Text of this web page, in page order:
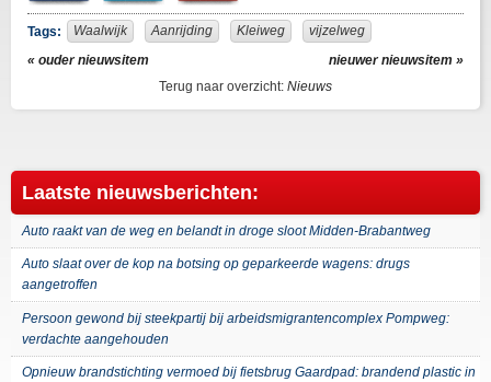
Facebook
Twitter
Tags: Waalwijk Aanrijding Kleiweg
vijzelweg
« ouder nieuwsitem
nieuwer nieuwsitem »
Terug naar overzicht: Nieuws
Laatste nieuwsberichten:
Auto raakt van de weg en belandt in droge sloot Midden-Brabantweg
Auto slaat over de kop na botsing op geparkeerde wagens: drugs
aangetroffen
Persoon gewond bij steekpartij bij arbeidsmigrantencomplex Pompweg:
verdachte aangehouden
Opnieuw brandstichting vermoed bij fietsbrug Gaardpad: brandend plastic in